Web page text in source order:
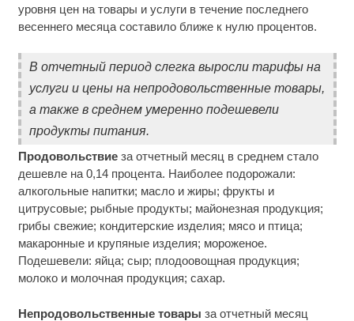
уровня цен на товары и услуги в течение последнего
весеннего месяца составило ближе к нулю процентов.
В отчетный период слегка выросли тарифы на
услуги и цены на непродовольственные товары,
а также в среднем умеренно подешевели
продукты питания.
Продовольствиеза отчетный месяц в среднем стало
дешевле на 0,14 процента. Наиболее подорожали:
алкогольные напитки; масло и жиры; фрукты и
цитрусовые; рыбные продукты; майонезная продукция;
грибы свежие; кондитерские изделия; мясо и птица;
макаронные и крупяные изделия; мороженое.
Подешевели: яйца; сыр; плодоовощная продукция;
молоко и молочная продукция; сахар.
Непродовольственные товары за отчетный месяц